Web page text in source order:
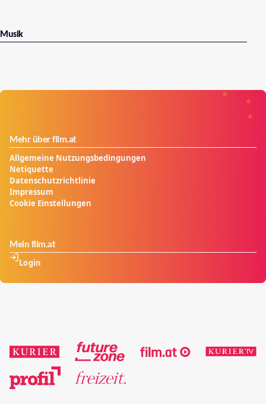
Musik
Mehr über film.at
Allgemeine Nutzungsbedingungen
Netiquette
Datenschutzrichtlinie
Impressum
Cookie Einstellungen
Mein film.at
Login